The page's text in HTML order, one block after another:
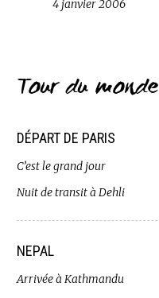
4 janvier 2006
Tour du monde
DÉPART DE PARIS
C’est le grand jour
Nuit de transit à Dehli
NEPAL
Arrivée à Kathmandu